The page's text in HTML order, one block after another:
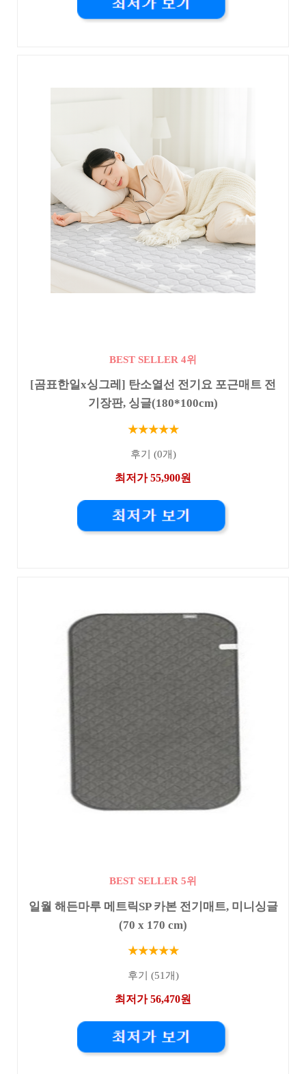
BEST SELLER 4위
[곰표한일x싱그레] 탄소열선 전기요 포근매트 전
기장판, 싱글(180*100cm)
★★★★★
후기 (0개)
최저가 55,900원
BEST SELLER 5위
일월 해든마루 메트릭SP 카본 전기매트, 미니싱글
(70 x 170 cm)
★★★★★
후기 (51개)
최저가 56,470원